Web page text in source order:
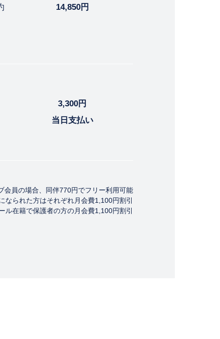
14,850円
3,300円
当日支払い
員の場合、同伴770円でフリー利用可能
られた方はそれぞれ月会費1,100円割引
在籍で保護者の方の月会費1,100円割引